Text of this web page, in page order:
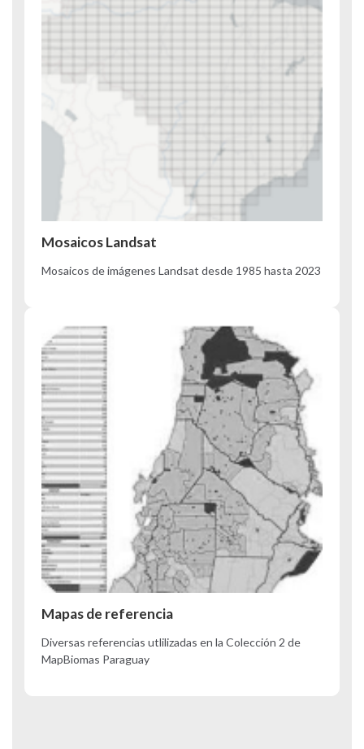
Mosaicos Landsat
Mosaicos de imágenes Landsat desde 1985 hasta 2023
Mapas de referencia
Diversas referencias utlilizadas en la Colección 2 de
MapBiomas Paraguay